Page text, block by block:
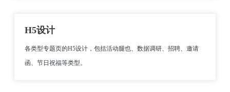
H5设计
各类型专题页的H5设计，包括活动腿也、数据调研、招聘、邀请
函、节日祝福等类型。